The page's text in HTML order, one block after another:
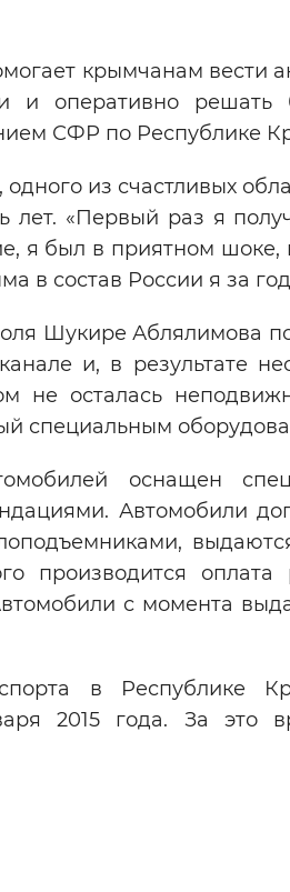
настройки
крымчанам вести
и оперативно
СФР по Республике
из счастливых
лет. «Первый раз я
я был в приятном шоке,
в состав России я за
Шукире Аблялимова
и, в результате
не осталась
специальным
оснащен
Автомобили
производится
с момента
в Республике
2015 года. За